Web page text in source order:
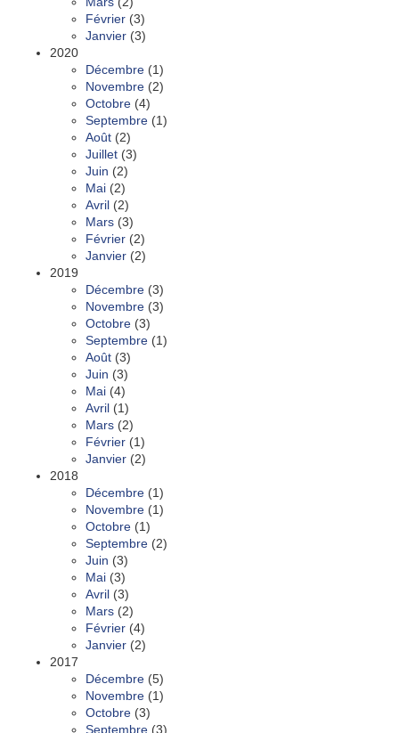
Février (3)
Janvier (3)
2020
Décembre (1)
Novembre (2)
Octobre (4)
Septembre (1)
Août (2)
Juillet (3)
Juin (2)
Mai (2)
Avril (2)
Mars (3)
Février (2)
Janvier (2)
2019
Décembre (3)
Novembre (3)
Octobre (3)
Septembre (1)
Août (3)
Juin (3)
Mai (4)
Avril (1)
Mars (2)
Février (1)
Janvier (2)
2018
Décembre (1)
Novembre (1)
Octobre (1)
Septembre (2)
Juin (3)
Mai (3)
Avril (3)
Mars (2)
Février (4)
Janvier (2)
2017
Décembre (5)
Novembre (1)
Octobre (3)
Septembre (3)